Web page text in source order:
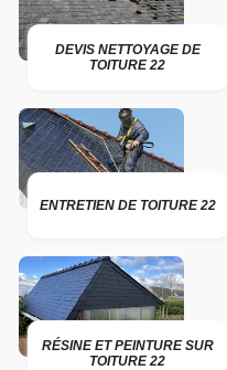
DEVIS NETTOYAGE DE
TOITURE 22
ENTRETIEN DE TOITURE 22
RÉSINE ET PEINTURE SUR
TOITURE 22